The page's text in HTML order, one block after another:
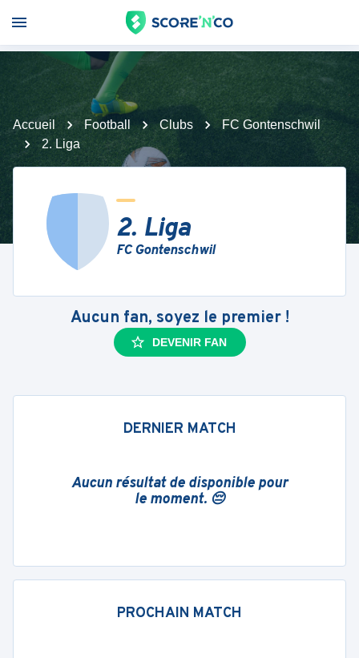
Accueil Football Clubs
FC Gontenschwil
2. Liga
2. Liga
FC Gontenschwil
Aucun fan, soyez le premier !
DEVENIR FAN
DERNIER MATCH
Aucun résultat de disponible pour
le moment. 😔
PROCHAIN MATCH